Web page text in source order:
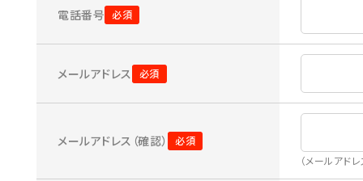
電話番号
メールアドレス
メールアドレス（確認）
（メールアド